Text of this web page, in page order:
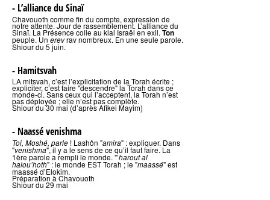
- L’alliance du Sinaï
Chavouoth comme fin du compte, expression de
notre attente. Jour de rassemblement. L’alliance du
Sinaï. La Présence colle au klal Israël en exil.Ton
peuple. Un erevrav nombreux. En une seule parole.
Shiour du 5 juin.
- Hamitsvah
LA mitsvah, c’est l’explicitation de la Torah écrite ;
expliciter, c’est faire "descendre" la Torah dans ce
monde-ci. Sans ceux qui l’acceptent, la Torah n’est
pas déployée ; elle n’est pas complète.
Shiour du 30 mai (d’après Afikei Mayim)
- Naassé venishma
Toi, Moshé, parle ! Lashôn "amira" : expliquer. Dans
"venishma", il y a le sens de ce qu’il faut faire. La
1ère parole a rempli le monde. "’harout al
halou’hoth" : le monde EST Torah ; le "maassé" est
maassé d’Elokim.
Préparation à Chavouoth
Shiour du 29 mai